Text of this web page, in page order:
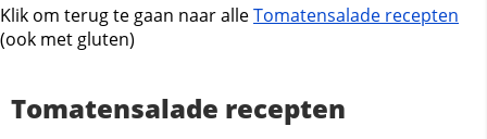
Klik om terug te gaan naar alleTomatensalade recepten
(ook met gluten)
Tomatensalade recepten